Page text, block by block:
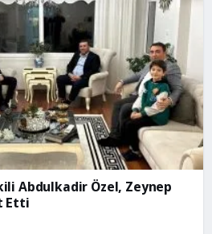
Abdulkadir Özel, Zeynep
Etti